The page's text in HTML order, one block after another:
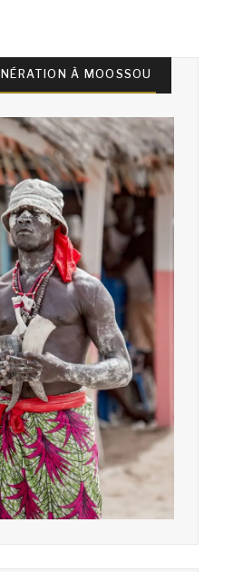
À MOOSSOU